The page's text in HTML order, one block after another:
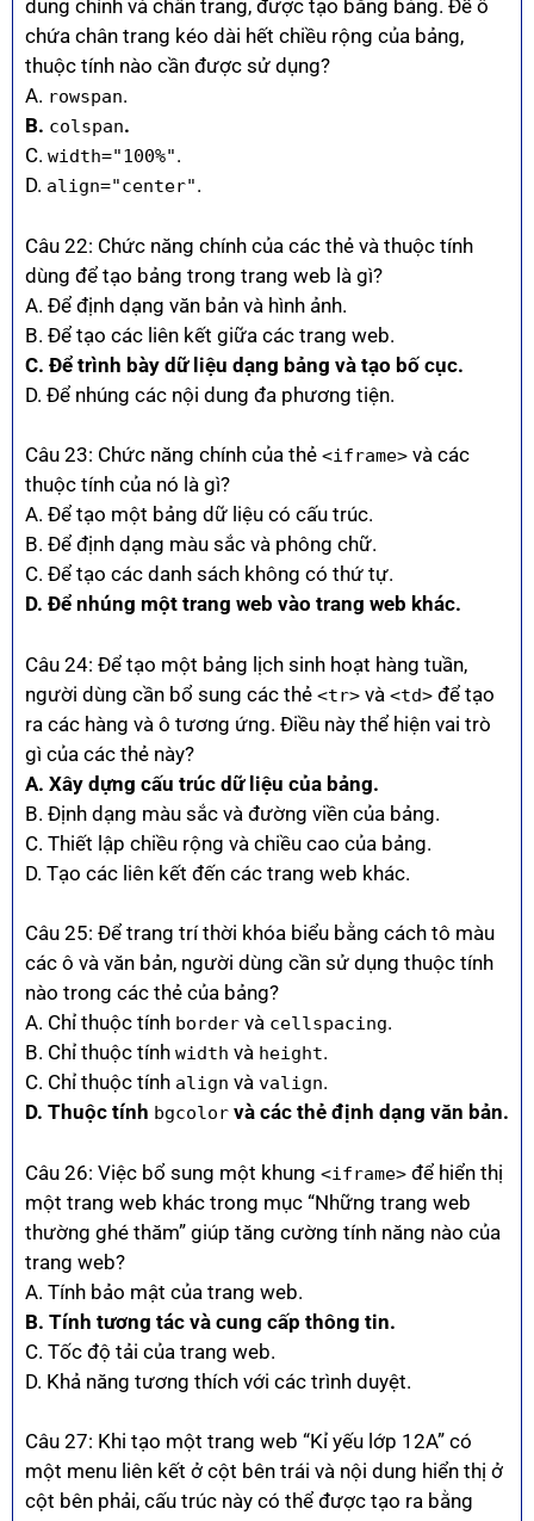
dung chính và chân trang, được tạo bằng bảng. Để ô
chứa chân trang kéo dài hết chiều rộng của bảng,
thuộc tính nào cần được sử dụng?
A. rowspan.
B. colspan.
C. width="100%".
D. align="center".
Câu 22: Chức năng chính của các thẻ và thuộc tính
dùng để tạo bảng trong trang web là gì?
A. Để định dạng văn bản và hình ảnh.
B. Để tạo các liên kết giữa các trang web.
C. Để trình bày dữ liệu dạng bảng và tạo bố cục.
D. Để nhúng các nội dung đa phương tiện.
Câu 23: Chức năng chính của thẻ <iframe> và các
thuộc tính của nó là gì?
A. Để tạo một bảng dữ liệu có cấu trúc.
B. Để định dạng màu sắc và phông chữ.
C. Để tạo các danh sách không có thứ tự.
D. Để nhúng một trang web vào trang web khác.
Câu 24: Để tạo một bảng lịch sinh hoạt hàng tuần,
người dùng cần bổ sung các thẻ <tr> và <td> để tạo
ra các hàng và ô tương ứng. Điều này thể hiện vai trò
gì của các thẻ này?
A. Xây dựng cấu trúc dữ liệu của bảng.
B. Định dạng màu sắc và đường viền của bảng.
C. Thiết lập chiều rộng và chiều cao của bảng.
D. Tạo các liên kết đến các trang web khác.
Câu 25: Để trang trí thời khóa biểu bằng cách tô màu
các ô và văn bản, người dùng cần sử dụng thuộc tính
nào trong các thẻ của bảng?
A. Chỉ thuộc tính border và cellspacing.
B. Chỉ thuộc tính width và height.
C. Chỉ thuộc tính align và valign.
D. Thuộc tính bgcolor và các thẻ định dạng văn bản.
Câu 26: Việc bổ sung một khung <iframe> để hiển thị
một trang web khác trong mục “Những trang web
thường ghé thăm” giúp tăng cường tính năng nào của
trang web?
A. Tính bảo mật của trang web.
B. Tính tương tác và cung cấp thông tin.
C. Tốc độ tải của trang web.
D. Khả năng tương thích với các trình duyệt.
Câu 27: Khi tạo một trang web “Kỉ yếu lớp 12A” có
một menu liên kết ở cột bên trái và nội dung hiển thị ở
cột bên phải, cấu trúc này có thể được tạo ra bằng